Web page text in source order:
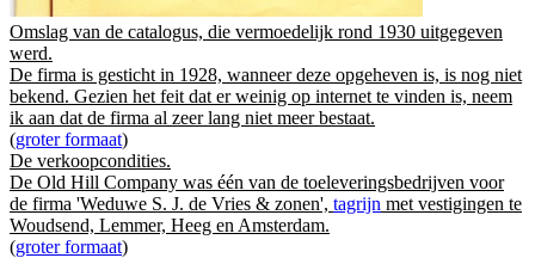
Omslag van de catalogus, die vermoedelijk rond 1930 uitgegeven
werd.
De firma is gesticht in 1928, wanneer deze opgeheven is, is nog niet
bekend. Gezien het feit dat er weinig op internet te vinden is, neem
ik aan dat de firma al zeer lang niet meer bestaat.
(groter formaat)
De verkoopcondities.
De Old Hill Company was één van de toeleveringsbedrijven voor
de firma 'Weduwe S. J. de Vries & zonen', tagrijn met vestigingen te
Woudsend, Lemmer, Heeg en Amsterdam.
(groter formaat)